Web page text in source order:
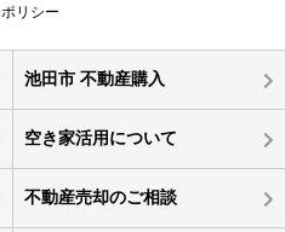
リシー
池田市 不動産購入
空き家活用について
不動産売却のご相談